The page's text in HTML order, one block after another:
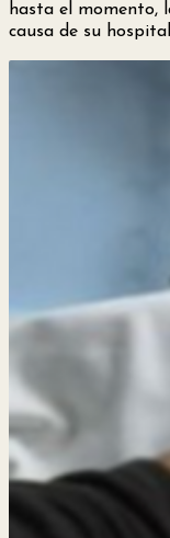
hasta el momento,
causa de su